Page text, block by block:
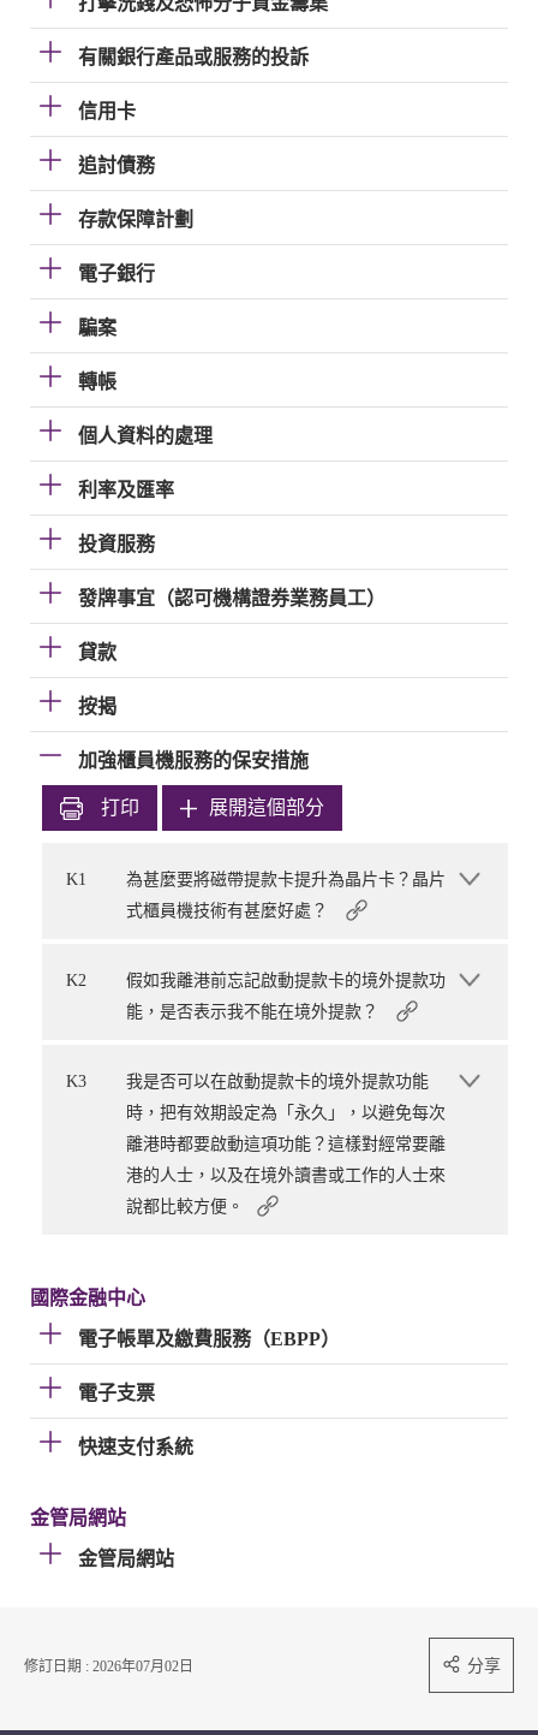
有關銀行產品或服務的投訴
信用卡
追討債務
存款保障計劃
電子銀行
騙案
轉帳
個人資料的處理
利率及匯率
投資服務
發牌事宜（認可機構證券業務員工）
貸款
按揭
加強櫃員機服務的保安措施
打印 展開這個部分
K1
為甚麼要將磁帶提款卡提升為晶片卡？晶片
式櫃員機技術有甚麼好處？
K2
假如我離港前忘記啟動提款卡的境外提款功
能，是否表示我不能在境外提款？
K3
我是否可以在啟動提款卡的境外提款功能
時，把有效期設定為「永久」，以避免每次
離港時都要啟動這項功能？這樣對經常要離
港的人士，以及在境外讀書或工作的人士來
說都比較方便。
國際金融中心
電子帳單及繳費服務（EBPP）
電子支票
快速支付系統
金管局網站
金管局網站
修訂日期 : 2026年07月02日 分享